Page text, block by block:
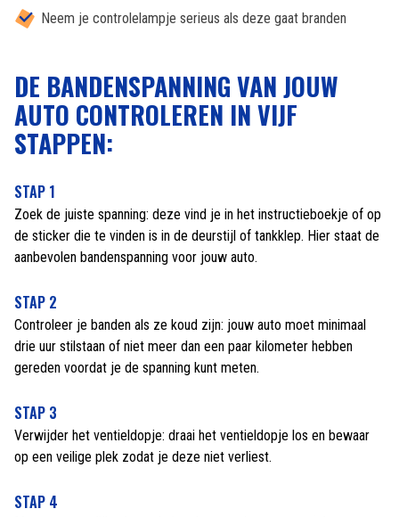
Neem je controlelampje serieus als deze gaat branden
DE BANDENSPANNING VAN JOUW
AUTO CONTROLEREN IN VIJF
STAPPEN:
STAP 1
Zoek de juiste spanning: deze vind je in het instructieboekje of op
de sticker die te vinden is in de deurstijl of tankklep. Hier staat de
aanbevolen bandenspanning voor jouw auto.
STAP 2
Controleer je banden als ze koud zijn: jouw auto moet minimaal
drie uur stilstaan of niet meer dan een paar kilometer hebben
gereden voordat je de spanning kunt meten.
STAP 3
Verwijder het ventieldopje: draai het ventieldopje los en bewaar
op een veilige plek zodat je deze niet verliest.
STAP 4